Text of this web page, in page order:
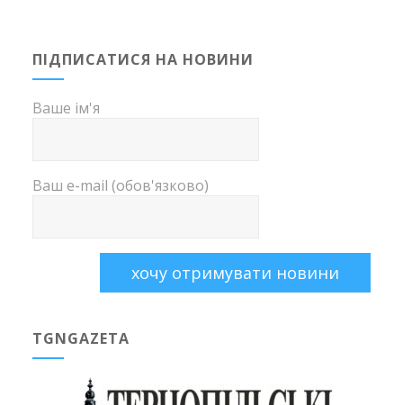
ПІДПИСАТИСЯ НА НОВИНИ
Ваше ім'я
Ваш e-mail (обов'язково)
TGNGAZETA